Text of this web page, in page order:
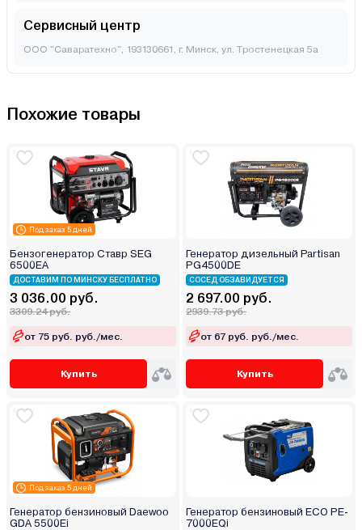
Сервисный центр
ООО "Саваратехно", 193130661, г. Минск, ул. Тростенецкая 5а
Похожие товары
Под заказ 5 дней
Бензогенератор Ставр SEG
6500EA
ДОСТАВИМ ПО МИНСКУ БЕСПЛАТНО
3 036.00 руб.
3309.24 руб.
от 75 руб. руб./мес.
Купить
Генератор дизельный Partisan
PG4500DE
СОСЕД ОБЗАВИДУЕТСЯ
2 697.00 руб.
2939.73 руб.
от 67 руб. руб./мес.
Купить
Под заказ 5 дней
Генератор бензиновый Daewoo
GDA 5500Ei
Генератор бензиновый ECO PE-
7000EQi